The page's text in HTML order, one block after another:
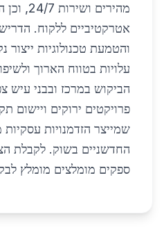
מהירים
אטרקטיביים ללקוח.
והטמעת טכנולוגיות
עלויות בטווח הארוך
הביקוש במרכז ובבני עיש
פרויקטים ירוקים ויישום
שמייצר הזדמנויות
החדשניים בשוק. לקבלת
ספקים מומלצים מומלץ